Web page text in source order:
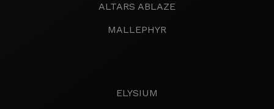
ALTARS ABLAZE
MALLEPHYR
ELYSIUM